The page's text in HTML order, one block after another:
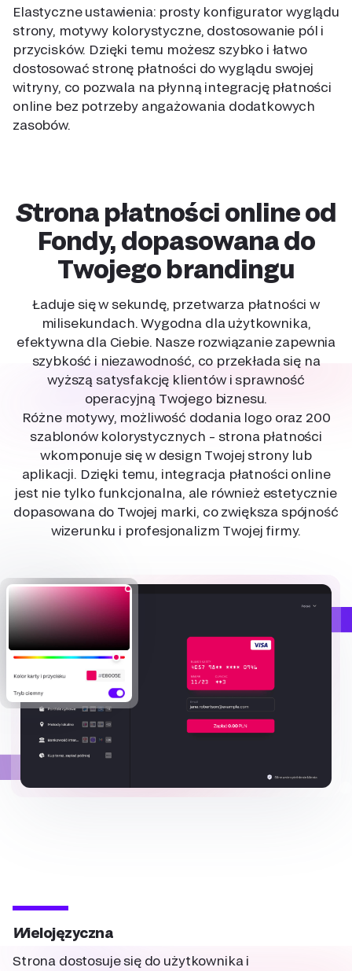
Elastyczne ustawienia: prosty konfigurator wyglądu
strony, motywy kolorystyczne, dostosowanie pól i
przycisków. Dzięki temu możesz szybko i łatwo
dostosować stronę płatności do wyglądu swojej
witryny, co pozwala na płynną integrację płatności
online bez potrzeby angażowania dodatkowych
zasobów.
Strona płatności online od
Fondy, dopasowana do
Twojego brandingu
Ładuje się w sekundę, przetwarza płatności w
milisekundach. Wygodna dla użytkownika,
efektywna dla Ciebie. Nasze rozwiązanie zapewnia
szybkość i niezawodność, co przekłada się na
wyższą satysfakcję klientów i sprawność
operacyjną Twojego biznesu.
Różne motywy, możliwość dodania logo oraz 200
szablonów kolorystycznych – strona płatności
wkomponuje się w design Twojej strony lub
aplikacji. Dzięki temu, integracja płatności online
jest nie tylko funkcjonalna, ale również estetycznie
dopasowana do Twojej marki, co zwiększa spójność
wizerunku i profesjonalizm Twojej firmy.
Wielojęzyczna
Strona dostosuje się do użytkownika i